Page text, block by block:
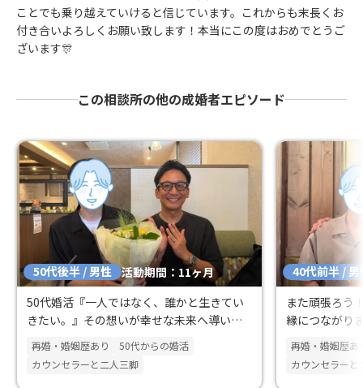
ことでも乗り越えていけると信じています。これからも末長くお
付き合いよろしくお願い致します！本当にこの度はおめでとうご
ざいます🎊
この相談所の他の成婚者エピソード
50代後半 / 男性 活動期間：11ヶ月
50代婚活『一人ではなく、誰かと生きてい
きたい。』その想いが幸せな未来へ導いて
くれました。
再婚・婚姻歴あり
50代からの婚活
カウンセラーと二人三脚
40代前半 / 男
また頑張ろう
縁につながり
再婚・婚姻歴あ
カウンセラーと